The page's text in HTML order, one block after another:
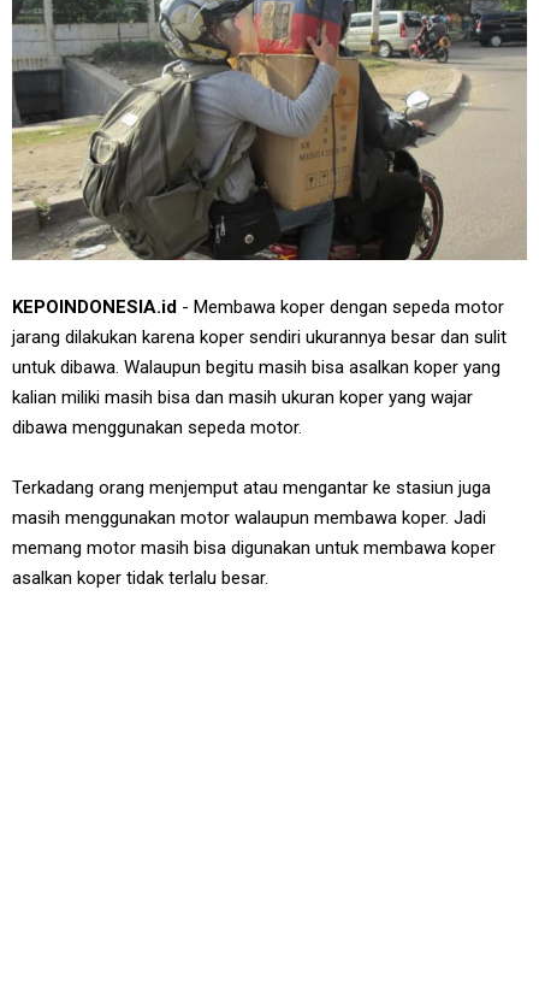
KEPOINDONESIA.id - Membawa koper dengan sepeda motor
jarang dilakukan karena koper sendiri ukurannya besar dan sulit
untuk dibawa. Walaupun begitu masih bisa asalkan koper yang
kalian miliki masih bisa dan masih ukuran koper yang wajar
dibawa menggunakan sepeda motor.
Terkadang orang menjemput atau mengantar ke stasiun juga
masih menggunakan motor walaupun membawa koper. Jadi
memang motor masih bisa digunakan untuk membawa koper
asalkan koper tidak terlalu besar.